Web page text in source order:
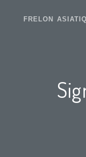
FRELON